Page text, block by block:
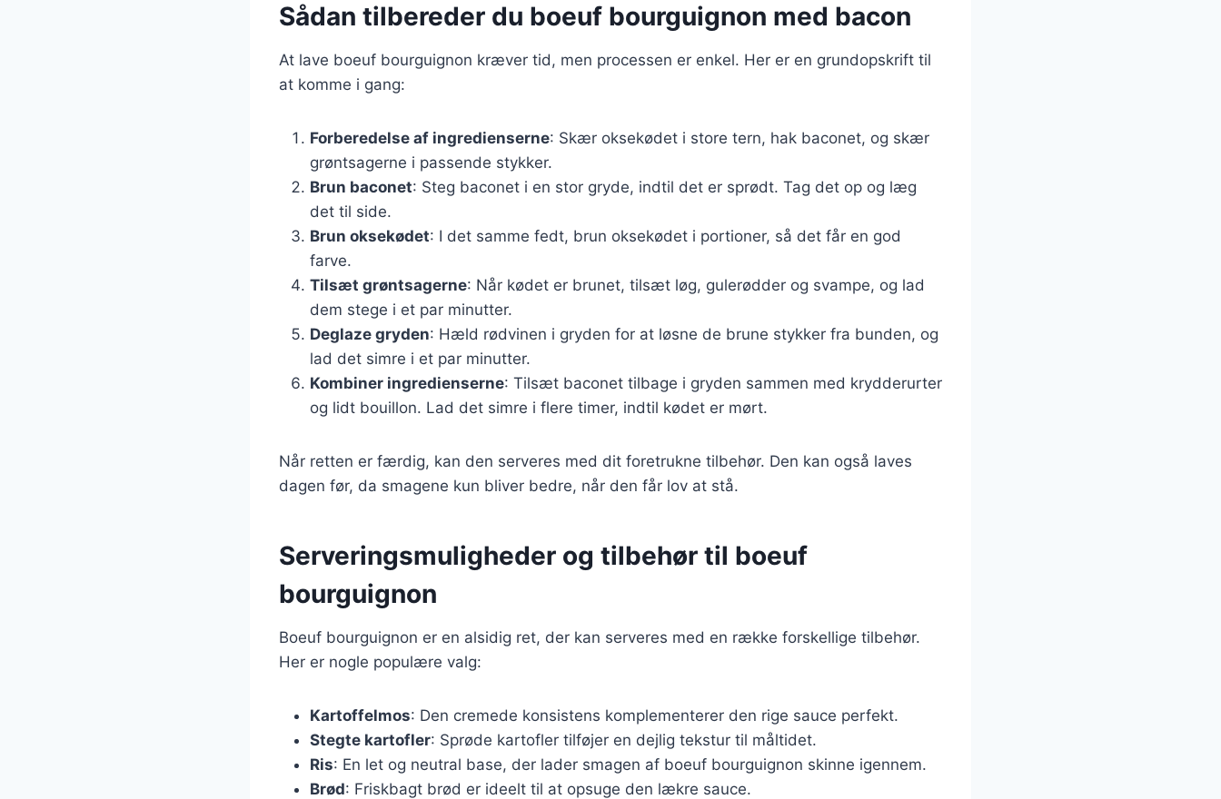
Sådan tilbereder du boeuf bourguignon med bacon
At lave boeuf bourguignon kræver tid, men processen er enkel. Her er en grundopskrift til
at komme i gang:
Forberedelse af ingredienserne: Skær oksekødet i store tern, hak baconet, og skær
grøntsagerne i passende stykker.
Brun baconet: Steg baconet i en stor gryde, indtil det er sprødt. Tag det op og læg
det til side.
Brun oksekødet: I det samme fedt, brun oksekødet i portioner, så det får en god
farve.
Tilsæt grøntsagerne: Når kødet er brunet, tilsæt løg, gulerødder og svampe, og lad
dem stege i et par minutter.
Deglaze gryden: Hæld rødvinen i gryden for at løsne de brune stykker fra bunden, og
lad det simre i et par minutter.
Kombiner ingredienserne: Tilsæt baconet tilbage i gryden sammen med krydderurter
og lidt bouillon. Lad det simre i flere timer, indtil kødet er mørt.
Når retten er færdig, kan den serveres med dit foretrukne tilbehør. Den kan også laves
dagen før, da smagene kun bliver bedre, når den får lov at stå.
Serveringsmuligheder og tilbehør til boeuf
bourguignon
Boeuf bourguignon er en alsidig ret, der kan serveres med en række forskellige tilbehør.
Her er nogle populære valg:
Kartoffelmos: Den cremede konsistens komplementerer den rige sauce perfekt.
Stegte kartofler: Sprøde kartofler tilføjer en dejlig tekstur til måltidet.
Ris: En let og neutral base, der lader smagen af boeuf bourguignon skinne igennem.
Brød: Friskbagt brød er ideelt til at opsuge den lækre sauce.